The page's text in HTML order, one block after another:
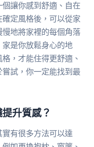
讓你感到舒適、自在
定風格後，可以從家
地將家裡的每個角落
是你放鬆身心的地
，才能住得更舒適、
試，你一定能找到最
升質感？
有很多方法可以達